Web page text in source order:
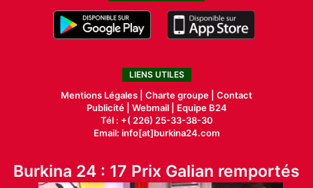
LIENS UTILES
Mentions Légales | Charte groupe | Contact
Publicité| Webmail |
Equipe B24
Tél : +( 226) 25-33-38-30
Email: info[at]burkina24.com
Burkina 24 : 17 Prix Galian remportés